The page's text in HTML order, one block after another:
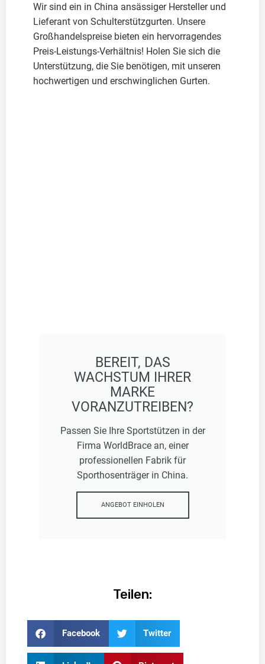
Wir sind ein in China ansässiger Hersteller und
Lieferant von Schulterstützgurten. Unsere
Großhandelspreise bieten ein hervorragendes
Preis-Leistungs-Verhältnis! Holen Sie sich die
Unterstützung, die Sie benötigen, mit unseren
hochwertigen und erschwinglichen Gurten.
BEREIT, DAS
WACHSTUM IHRER
MARKE
VORANZUTREIBEN?
Passen Sie Ihre Sportstützen in der
Firma WorldBrace an, einer
professionellen Fabrik für
Sporthosenträger in China.
ANGEBOT EINHOLEN
Teilen:
Facebook Twitter